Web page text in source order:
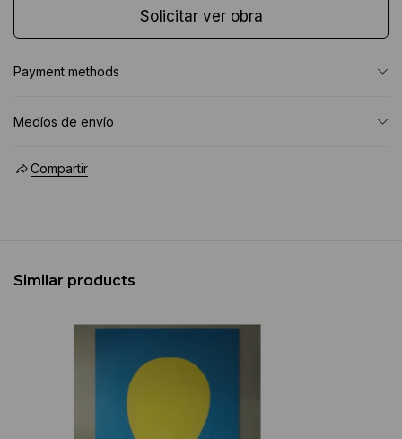
Solicitar ver obra
Payment methods
Medíos de envío
Compartir
Similar products